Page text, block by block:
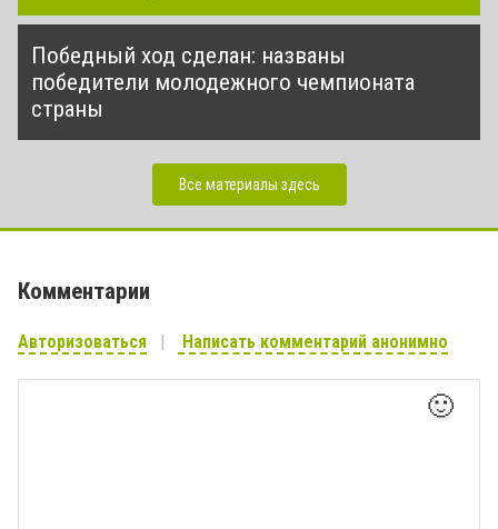
Победный ход сделан: названы
победители молодежного чемпионата
страны
Все материалы здесь
Комментарии
Авторизоваться Написать комментарий анонимно
🙂